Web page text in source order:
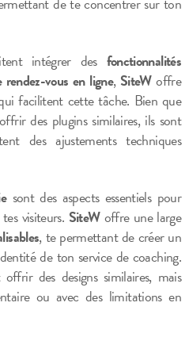
intégrer des fonctionnalités
rendez-vous en ligne, SiteWoffre
facilitent cette tâche. Bien que
des plugins similaires, ils sont
des ajustements techniques
sont des aspects essentiels pour
visiteurs. SiteWoffre une large
, te permettant de créer un
de ton service de coaching.
des designs similaires, mais
ou avec des limitations en